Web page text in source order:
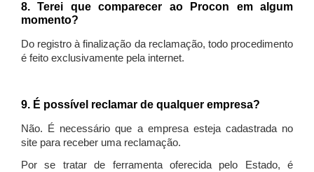
8. Terei que comparecer ao Procon em algum
momento?
Do registro à finalização da reclamação, todo procedimento
é feito exclusivamente pela internet.
9. É possível reclamar de qualquer empresa?
Não. É necessário que a empresa esteja cadastrada no
site para receber uma reclamação.
Por se tratar de ferramenta oferecida pelo Estado, é